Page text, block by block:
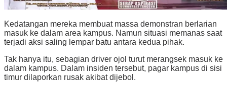
Kedatangan mereka membuat massa demonstran berlarian
masuk ke dalam area kampus. Namun situasi memanas saat
terjadi aksi saling lempar batu antara kedua pihak.
Tak hanya itu, sebagian driver ojol turut merangsek masuk ke
dalam kampus. Dalam insiden tersebut, pagar kampus di sisi
timur dilaporkan rusak akibat dijebol.